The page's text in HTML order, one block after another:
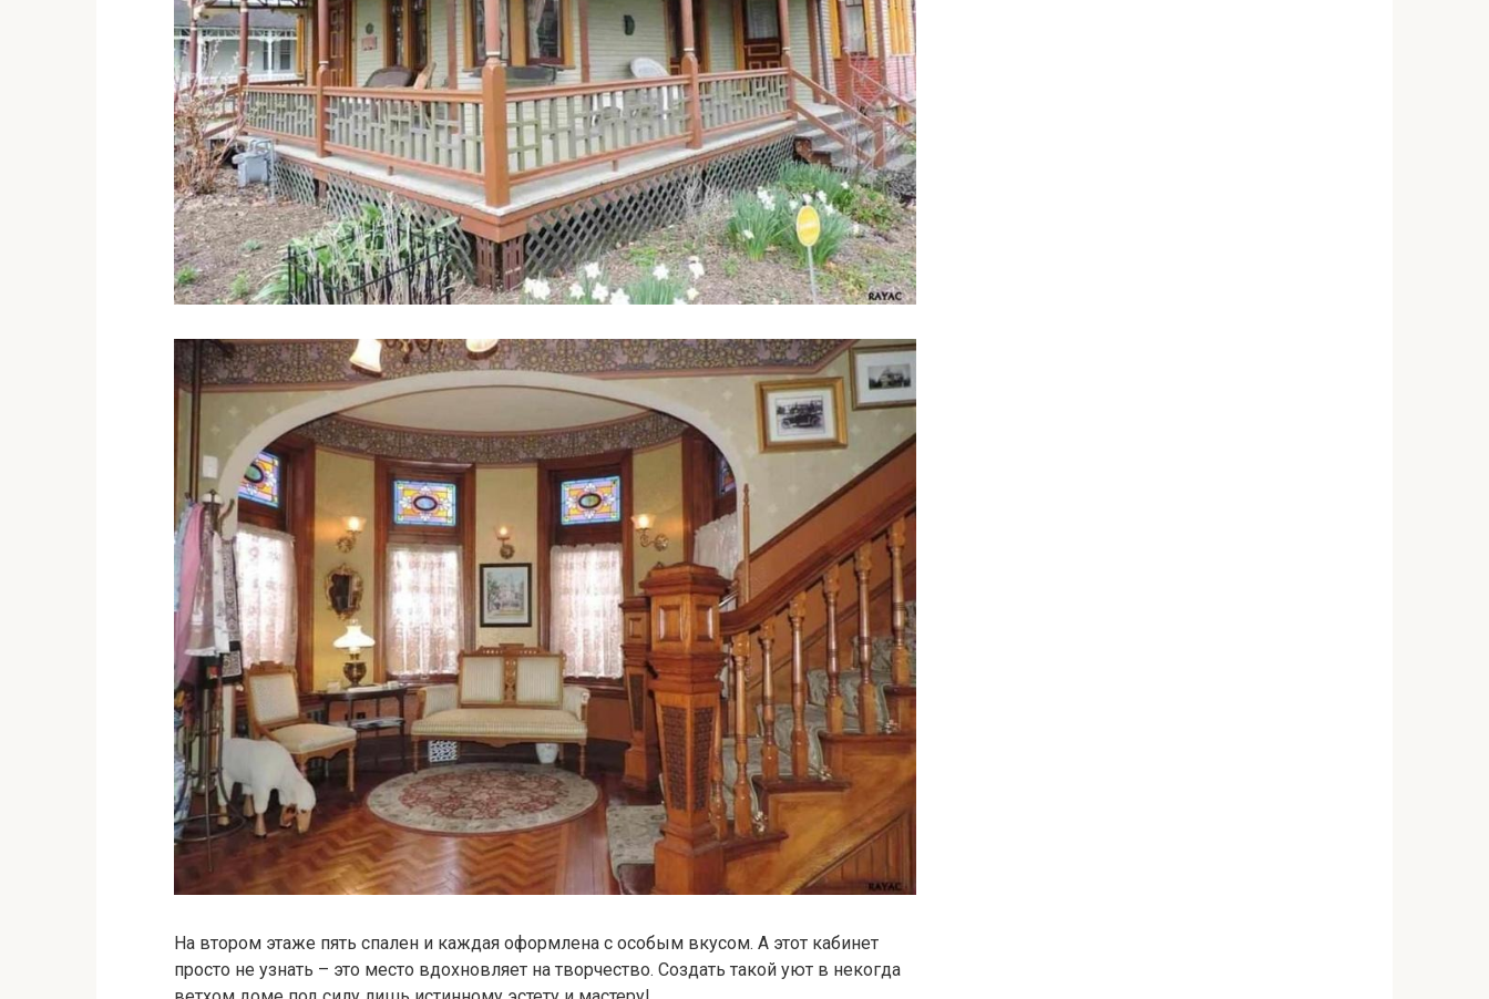
На втором этаже пять спален и каждая оформлена с особым вкусом. А этот кабинет
просто не узнать – это место вдохновляет на творчество. Создать такой уют в некогда